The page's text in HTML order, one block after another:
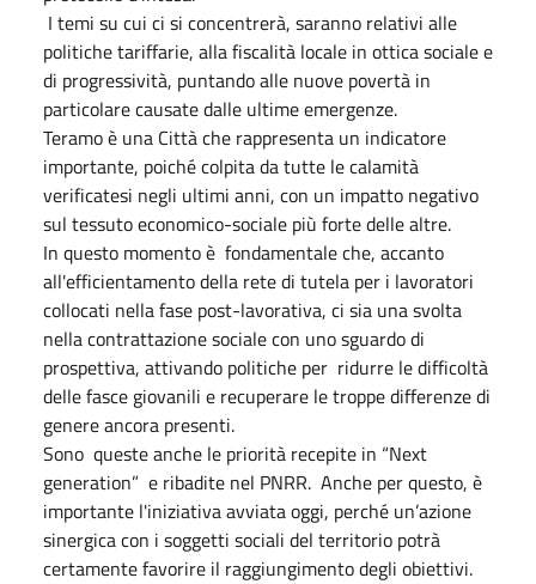
I temi su cui ci si concentrerà, saranno relativi alle
politiche tariffarie, alla fiscalità locale in ottica sociale e
di progressività, puntando alle nuove povertà in
particolare causate dalle ultime emergenze.
Teramo è una Città che rappresenta un indicatore
importante, poiché colpita da tutte le calamità
verificatesi negli ultimi anni, con un impatto negativo
sul tessuto economico-sociale più forte delle altre.
In questo momento è fondamentale che, accanto
all'efficientamento della rete di tutela per i lavoratori
collocati nella fase post-lavorativa, ci sia una svolta
nella contrattazione sociale con uno sguardo di
prospettiva, attivando politiche per ridurre le difficoltà
delle fasce giovanili e recuperare le troppe differenze di
genere ancora presenti.
Sono queste anche le priorità recepite in “Next
generation” e ribadite nel PNRR. Anche per questo, è
importante l'iniziativa avviata oggi, perché un’azione
sinergica con i soggetti sociali del territorio potrà
certamente favorire il raggiungimento degli obiettivi.